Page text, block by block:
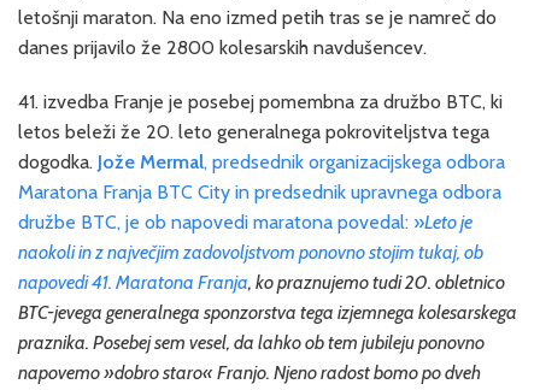
letošnji maraton. Na eno izmed petih tras se je namreč do
danes prijavilo že 2800 kolesarskih navdušencev.
41. izvedba Franje je posebej pomembna za družbo BTC, ki
letos beleži že 20. leto generalnega pokroviteljstva tega
dogodka. Jože Mermal, predsednik organizacijskega odbora
Maratona Franja BTC City in predsednik upravnega odbora
družbe BTC, je ob napovedi maratona povedal: »Leto je
naokoli in z največjim zadovoljstvom ponovno stojim tukaj, ob
napovedi 41. Maratona Franja, ko praznujemo tudi 20. obletnico
BTC-jevega generalnega sponzorstva tega izjemnega kolesarskega
praznika. Posebej sem vesel, da lahko ob tem jubileju ponovno
napovemo »dobro staro« Franjo. Njeno radost bomo po dveh